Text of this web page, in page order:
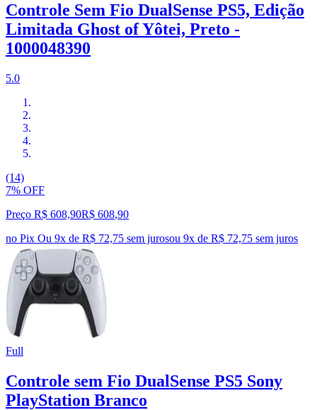
Controle Sem Fio DualSense PS5, Edição
Limitada Ghost of Yôtei, Preto -
1000048390
5.0
(14)
7% OFF
Preço R$ 608,90R$ 608,90
no Pix Ou 9x de R$ 72,75 sem jurosou 9x de R$ 72,75 sem juros
Full
Controle sem Fio DualSense PS5 Sony
PlayStation Branco